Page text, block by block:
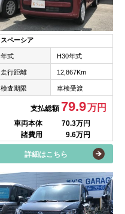
スペーシア
年式 H30年式
走行距離 12,867Km
検査期限 車検受渡
支払総額 79.9万円
車両本体
70.3万円
諸費用
9.6万円
詳細はこちら